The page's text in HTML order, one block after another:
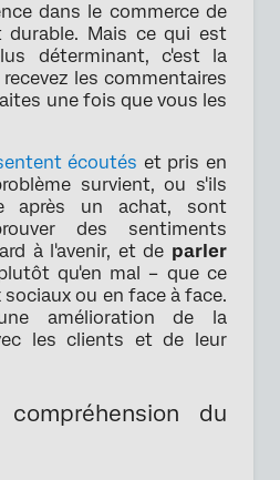
dans le commerce de
Mais ce qui est
déterminant, c'est la
les commentaires
une fois que vous les
écoutés et pris en
survient, ou s'ils
après un achat, sont
des sentiments
à l'avenir, et de parler
qu'en mal – que ce
ou en face à face.
amélioration de la
les clients et de leur
du